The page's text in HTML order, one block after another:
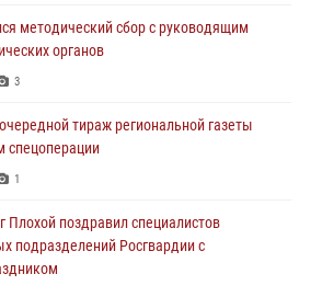
методический сбор с руководящим
органов
3
тираж региональной газеты
спецоперации
1
Плохой поздравил специалистов
подразделений Росгвардии с